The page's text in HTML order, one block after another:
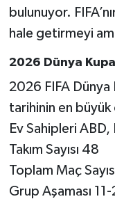
bulunuyor.
hale getirmeyi
2026 Dünya
2026 FIFA Dünya
tarihinin en
Ev Sahipleri
Takım Sayısı 48
Toplam Maç
Grup Aşaması